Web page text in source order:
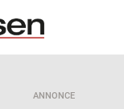
ANNONCE